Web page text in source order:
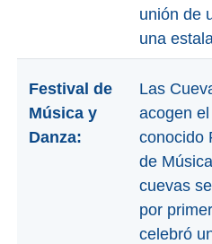
Discovercars.comunión de
una
Festival de
Música y
Danza:
Las
acogen
conocido
de
cuevas
por
celebró